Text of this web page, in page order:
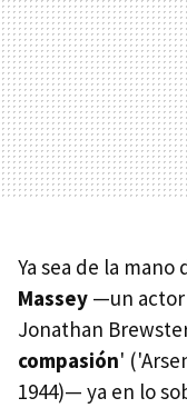
Ya sea de la
Massey —un actor
Jonathan
compasión'
1944)— ya en lo